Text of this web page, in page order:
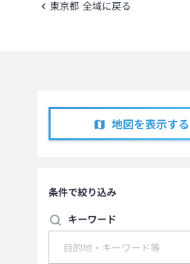
東京都 全域に戻る
地図を表示する
条件で絞り込み
キーワード